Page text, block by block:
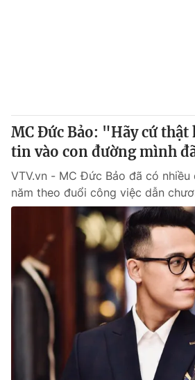
® Cấm sao chép dưới mọi hình thức nếu
thuận bằng văn bản. Ghi rõ nguồn
thông tin từ website này.
MC Đức Bảo: "Hãy cứ
tin vào con đường mình
VTV.vn - MC Đức Bảo đã có nhiều
năm theo đuổi công việc dẫn